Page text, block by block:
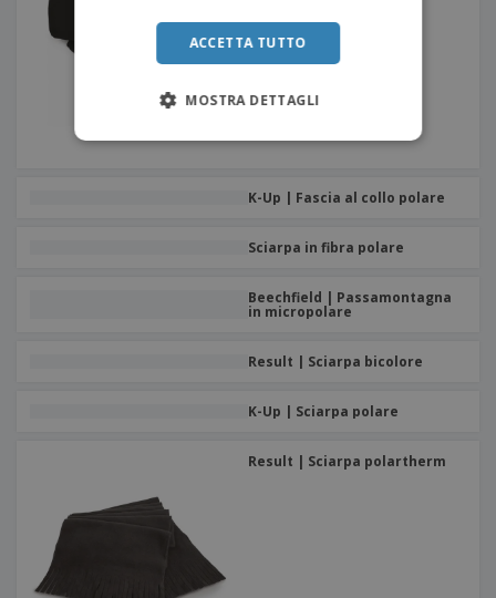
K-Up | Fascia al collo polare
Sciarpa in fibra polare
Beechfield | Passamontagna
in micropolare
Result | Sciarpa bicolore
K-Up | Sciarpa polare
Result | Sciarpa polartherm
ACCETTA TUTTO
MOSTRA DETTAGLI